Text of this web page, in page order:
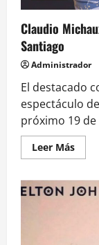
Claudio
Santiago
Administrador
El destacado
espectáculo
próximo 19
Leer MásLeer
más